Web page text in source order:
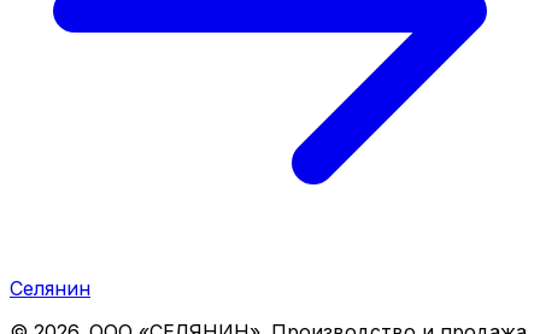
Селянин